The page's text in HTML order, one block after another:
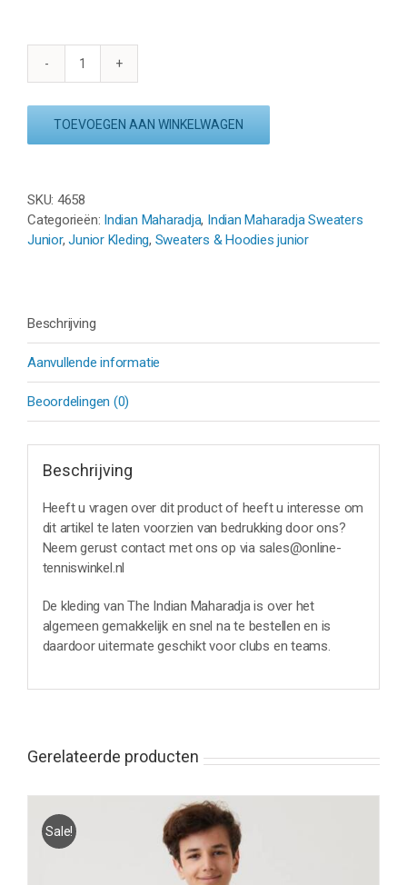
INDIAN
KIDS
COBALT
aantal
TOEVOEGEN AAN WINKELWAGEN
SKU: 4658
Categorieën: Indian Maharadja, Indian Maharadja Sweaters
Junior,Junior Kleding, Sweaters & Hoodies junior
Beschrijving
Aanvullende informatie
Beoordelingen (0)
Beschrijving
Heeft u vragen over dit product of heeft u interesse om
dit artikel te laten voorzien van bedrukking door ons?
Neem gerust contact met ons op via sales@online-
tenniswinkel.nl
De kleding van The Indian Maharadja is over het
algemeen gemakkelijk en snel na te bestellen en is
daardoor uitermate geschikt voor clubs en teams.
Gerelateerde producten
Sale!